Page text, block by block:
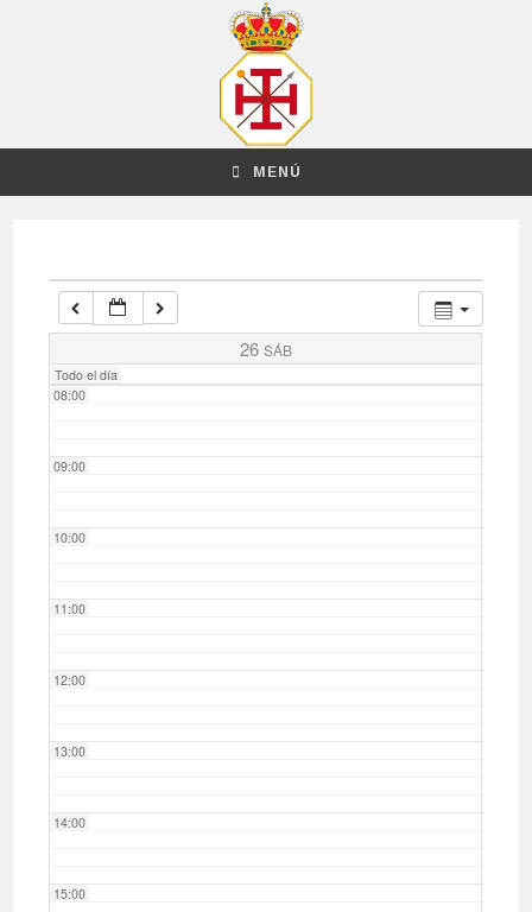
MENÚ
26 SÁB
Todo el día
07:00
08:00
09:00
10:00
11:00
12:00
13:00
14:00
15:00